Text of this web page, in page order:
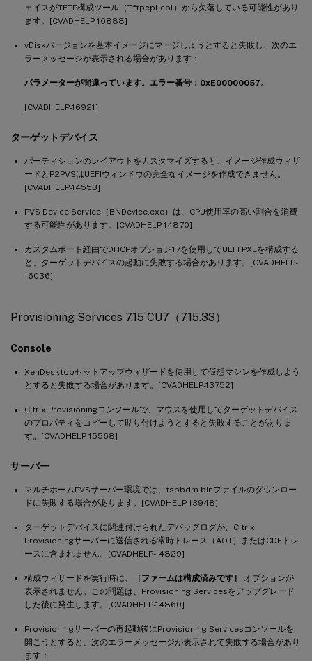
ェイスがTFTP構成ツール（Tftpcpl.cpl）から欠落している可能性があり
ます。[CVADHELP-16888]
vDiskバージョンを基本イメージにマージしようとすると失敗し、次のエ
ラーメッセージが表示される場合があります：
パラメーターが間違っています。エラー番号：0xE00000057。
[CVADHELP-16921]
ターゲットデバイス
パーティションのレイアウトをカスタマイズすると、イメージ作成ウィザ
ードとP2PVSはUEFIウィンドウの完全なイメージを作成できません。
[CVADHELP-14553]
PVS Device Service（BNDevice.exe）は、CPU使用率の高い割合を消費
する可能性があります。[CVADHELP-14870]
カスタムポート経由でDHCPオプション17を使用してUEFI PXEを構成する
と、ターゲットデバイスの起動に失敗する場合があります。[CVADHELP-
16036]
Provisioning Services 7.15 CU7（7.15.33）
Console
XenDesktopセットアップウィザードを使用して仮想マシンを作成しよう
とすると失敗する場合があります。[CVADHELP-13752]
Citrix Provisioningコンソールで、マウスを使用してターゲットデバイス
のプロパティをコピーして貼り付けようとすると失敗することがありま
す。[CVADHELP-15568]
サーバー
マルチホームPVSサーバー環境では、tsbbdm.binファイルのダウンロー
ドに失敗する場合があります。[CVADHELP-13948]
ターゲットデバイスに関連付けられたデバッグログが、Citrix
Provisioningサーバーに送信される常時トレース（AOT）またはCDFトレ
ースに含まれません。[CVADHELP-14829]
構成ウィザードを実行時に、 ［ファームは構成済みです］
オプションが
表示されません。この問題は、Provisioning Servicesをアップグレード
した後に発生します。[CVADHELP-14860]
Provisioningサーバーの再起動後にProvisioning Servicesコンソールを
開こうとすると、次のエラーメッセージが表示されて失敗する場合があり
ます：